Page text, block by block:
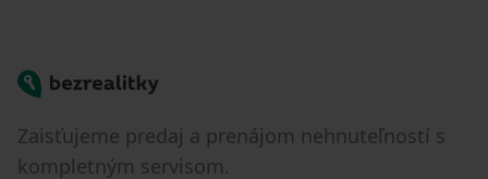
Bezrealitky
Zaisťujeme predaj a prenájom nehnuteľností s
kompletným servisom.